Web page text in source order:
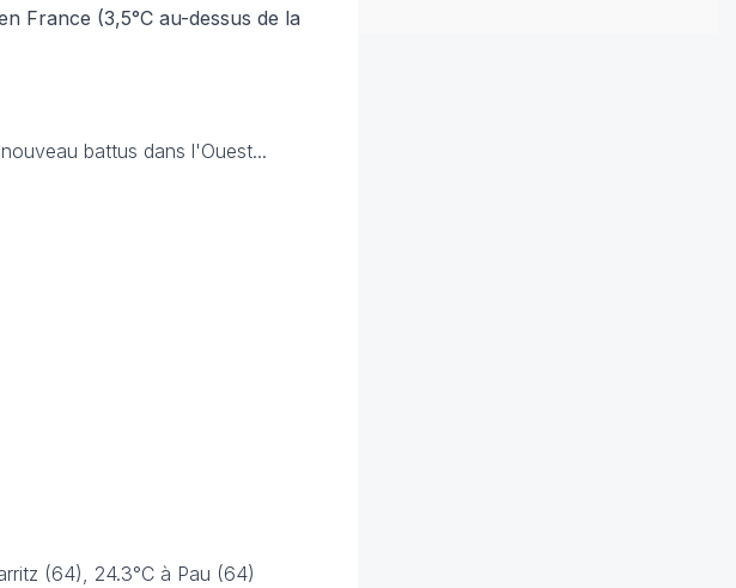
France (3,5°C au-dessus de la
battus dans l'Ouest...
(64), 24.3°C à Pau (64)